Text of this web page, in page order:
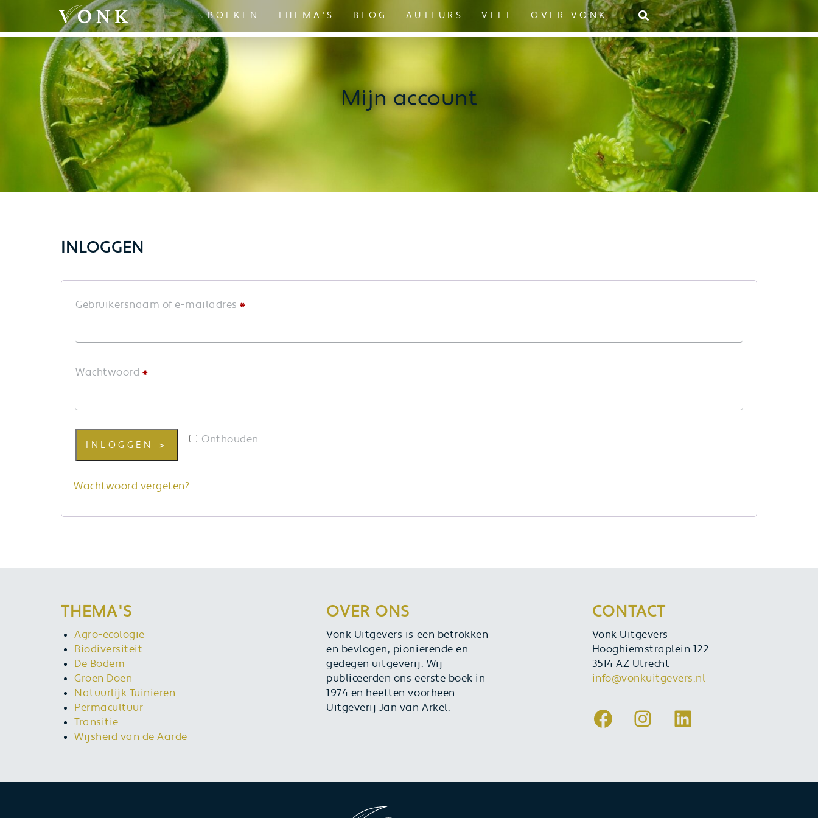
BOEKEN THEMA’S BLOG AUTEURS VELT OVER VONK
Mijn account
INLOGGEN
Gebruikersnaam of e-mailadres*Vereist
Wachtwoord *Vereist
Onthouden
INLOGGEN
Wachtwoord vergeten?
THEMA'S
Agro-ecologie
Biodiversiteit
De Bodem
Groen Doen
Natuurlijk Tuinieren
Permacultuur
Transitie
Wijsheid van de Aarde
OVER ONS
Vonk Uitgevers is een betrokken
en bevlogen, pionierende en
gedegen uitgeverij. Wij
publiceerden ons eerste boek in
1974 en heetten voorheen
Uitgeverij Jan van Arkel.
CONTACT
Vonk Uitgevers
Hooghiemstraplein 122
3514 AZ Utrecht
info@vonkuitgevers.nl
Facebook
Instagram
LinkedIn